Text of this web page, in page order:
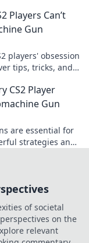
Players Can’t
Gun
players' obsession
tips, tricks, and
CS2 Player
Gun
are essential for
strategies and
of societal
on the
relevant